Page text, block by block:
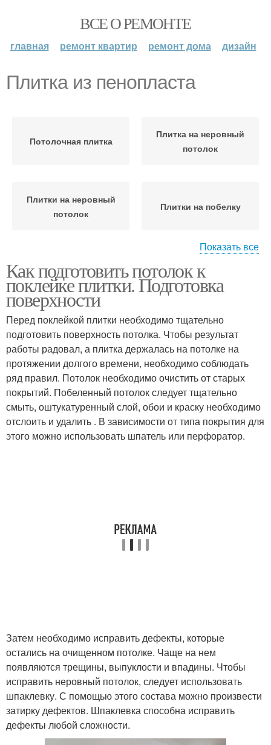
ВСЕ О РЕМОНТЕ
главная ремонт квартир ремонт дома дизайн
Плитка из пенопласта
Потолочная плитка
Плитка на неровный
потолок
Плитки на неровный
потолок
Плитки на побелку
Плитка на потолок
Показать все
Как подготовить потолок к
поклейке плитки. Подготовка
поверхности
Перед поклейкой плитки необходимо тщательно
подготовить поверхность потолка. Чтобы результат
работы радовал, а плитка держалась на потолке на
протяжении долгого времени, необходимо соблюдать
ряд правил. Потолок необходимо очистить от старых
покрытий. Побеленный потолок следует тщательно
смыть, оштукатуренный слой, обои и краску необходимо
отслоить и удалить . В зависимости от типа покрытия для
этого можно использовать шпатель или перфоратор.
Затем необходимо исправить дефекты, которые
остались на очищенном потолке. Чаще на нем
появляются трещины, выпуклости и впадины. Чтобы
исправить неровный потолок, следует использовать
шпаклевку. С помощью этого состава можно произвести
затирку дефектов. Шпаклевка способна исправить
дефекты любой сложности.